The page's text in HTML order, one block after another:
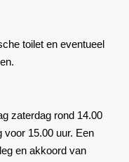
toilet en eventueel
zaterdag rond 14.00
voor 15.00 uur. Een
en akkoord van